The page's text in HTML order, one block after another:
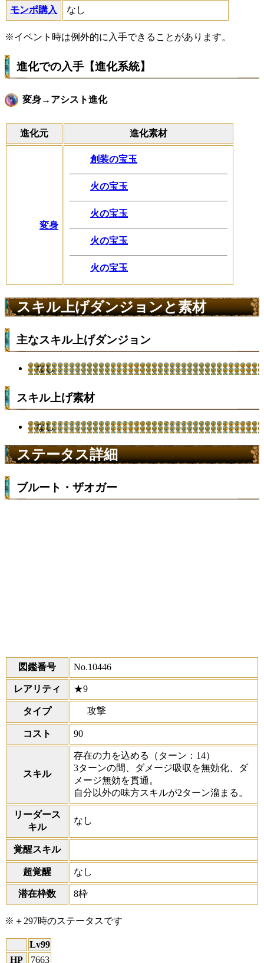
モンポ購入 なし
※イベント時は例外的に入手できることがあります。
進化での入手【進化系統】
変身→アシスト進化
進化元 進化素材
変身
創装の宝玉
火の宝玉
火の宝玉
火の宝玉
火の宝玉
スキル上げダンジョンと素材
主なスキル上げダンジョン
なし
スキル上げ素材
なし
ステータス詳細
ブルート・ザオガー
図鑑番号 No.10446
レアリティ ★9
タイプ 攻撃
コスト 90
スキル
存在の力を込める
（ターン：14）
3ターンの間、ダメージ吸収を無効化、ダ
メージ無効を貫通。
自分以外の味方スキルが2ターン溜まる。
リーダース
キル
なし
覚醒スキル
超覚醒 なし
潜在枠数 8枠
※＋297時のステータスです
Lv99
HP
7663